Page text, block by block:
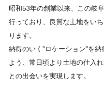
昭和53年の創業以来、この岐
行っており、良質な土地をい
ります。
納得のいく”ロケーション”を
よう、常日頃より土地の仕入
との出会いを実現します。